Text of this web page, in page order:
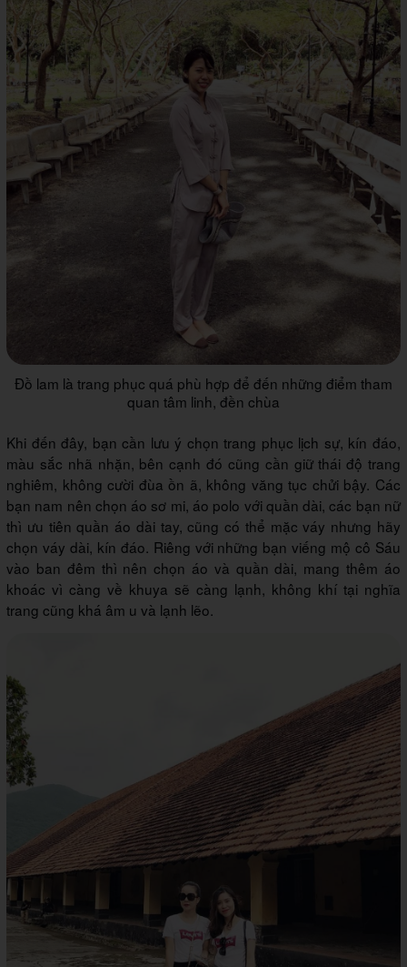
Đồ lam là trang phục quá phù hợp để đến những điểm tham
quan tâm linh, đền chùa
Khi đến đây, bạn cần lưu ý chọn trang phục lịch sự, kín đáo,
màu sắc nhã nhặn, bên cạnh đó cũng cần giữ thái độ trang
nghiêm, không cười đùa ồn ã, không văng tục chửi bậy. Các
bạn nam nên chọn áo sơ mi, áo polo với quần dài, các bạn nữ
thì ưu tiên quần áo dài tay, cũng có thể mặc váy nhưng hãy
chọn váy dài, kín đáo. Riêng với những bạn viếng mộ cô Sáu
vào ban đêm thì nên chọn áo và quần dài, mang thêm áo
khoác vì càng về khuya sẽ càng lạnh, không khí tại nghĩa
trang cũng khá âm u và lạnh lẽo.